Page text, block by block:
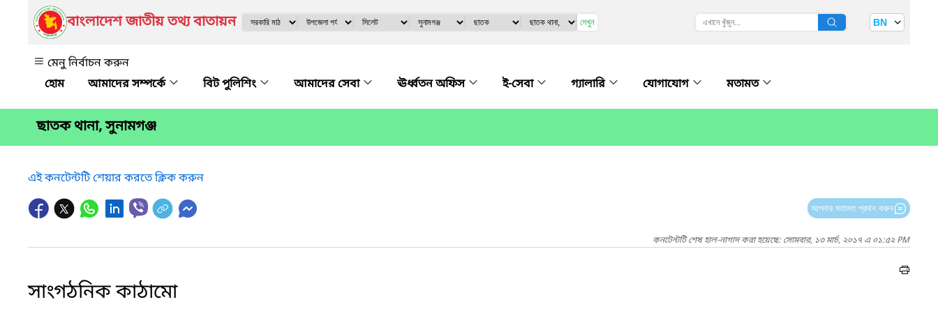
বাংলাদেশ জাতীয় তথ্য বাতায়ন দেখুন BN
মেনু নির্বাচন করুন
আমাদের সম্পর্কে
বিট পুলিশিং আমাদের সেবা ঊর্ধ্বতন অফিস ই-সেবা গ্যালারি যোগাযোগ মতামত
ছাতক থানা, সুনামগঞ্জ
এই কনটেন্টটি শেয়ার করতে ক্লিক করুন
আপনার মতামত প্রদান করুন
কনটেন্টটি শেষ হাল-নাগাদ করা হয়েছে: সোমবার, ১৩ মার্চ, ২০১৭ এ ০১:৫২ PM
সাংগঠনিক কাঠামো